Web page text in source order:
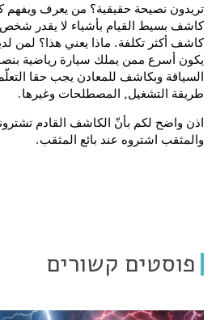
تريدون نصيحة حقيقية؟ من يعرف ويفهم
كاشف بسيط القيام بأشياء لا يقدر شخص
كاشف أكثر تكلفة. ماذا يعني هذا؟ لمن
يكون أسرع ممن يملك سيارة رياضية
السياقة وبكاشف للمعادن يجب حقا
طريقة التشغيل, المصطلحات وغيرها.
اذن واضح لكم بأنّ الكاشف القادم
والمثقب اشتروه عند بائع المثقب.
פוסטים קשורים